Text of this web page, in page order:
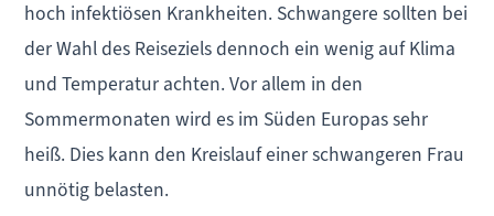
hoch infektiösen Krankheiten. Schwangere sollten bei
der Wahl des Reiseziels dennoch ein wenig auf Klima
und Temperatur achten. Vor allem in den
Sommermonaten wird es im Süden Europas sehr
heiß. Dies kann den Kreislauf einer schwangeren Frau
unnötig belasten.